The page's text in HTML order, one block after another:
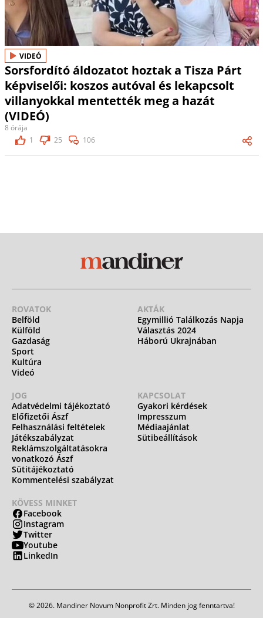
VIDEÓ
Sorsfordító áldozatot hoztak a Tisza Párt
képviselői: koszos autóval és lekapcsolt
villanyokkal mentették meg a hazát
(VIDEÓ)
8 órája
1
25 106
ROVATOK
Belföld
Külföld
Gazdaság
Sport
Kultúra
Videó
AKTÁK
Egymillió Találkozás Napja
Választás 2024
Háború Ukrajnában
JOG
Adatvédelmi tájékoztató
Előfizetői Ászf
Felhasználási feltételek
Játékszabályzat
Reklámszolgáltatásokra
vonatkozó Ászf
Sütitájékoztató
Kommentelési szabályzat
KAPCSOLAT
Gyakori kérdések
Impresszum
Médiaajánlat
Sütibeállítások
KÖVESS MINKET
Facebook
Instagram
Twitter
Youtube
LinkedIn
© 2026. Mandiner Novum Nonprofit Zrt. Minden jog fenntartva!